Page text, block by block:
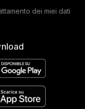
dei miei dati